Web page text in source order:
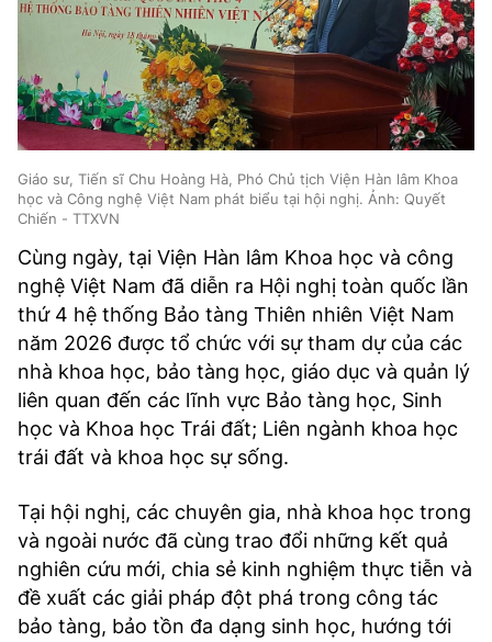
Giáo sư, Tiến sĩ Chu Hoàng Hà, Phó Chủ tịch Viện Hàn lâm Khoa
học và Công nghệ Việt Nam phát biểu tại hội nghị. Ảnh: Quyết
Chiến - TTXVN
Cùng ngày, tại Viện Hàn lâm Khoa học và công
nghệ Việt Nam đã diễn ra Hội nghị toàn quốc lần
thứ 4 hệ thống Bảo tàng Thiên nhiên Việt Nam
năm 2026 được tổ chức với sự tham dự của các
nhà khoa học, bảo tàng học, giáo dục và quản lý
liên quan đến các lĩnh vực Bảo tàng học, Sinh
học và Khoa học Trái đất; Liên ngành khoa học
trái đất và khoa học sự sống.
Tại hội nghị, các chuyên gia, nhà khoa học trong
và ngoài nước đã cùng trao đổi những kết quả
nghiên cứu mới, chia sẻ kinh nghiệm thực tiễn và
đề xuất các giải pháp đột phá trong công tác
bảo tàng, bảo tồn đa dạng sinh học, hướng tới